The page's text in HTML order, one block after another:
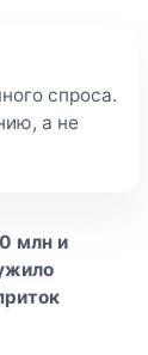
спроса.
а не
млн и